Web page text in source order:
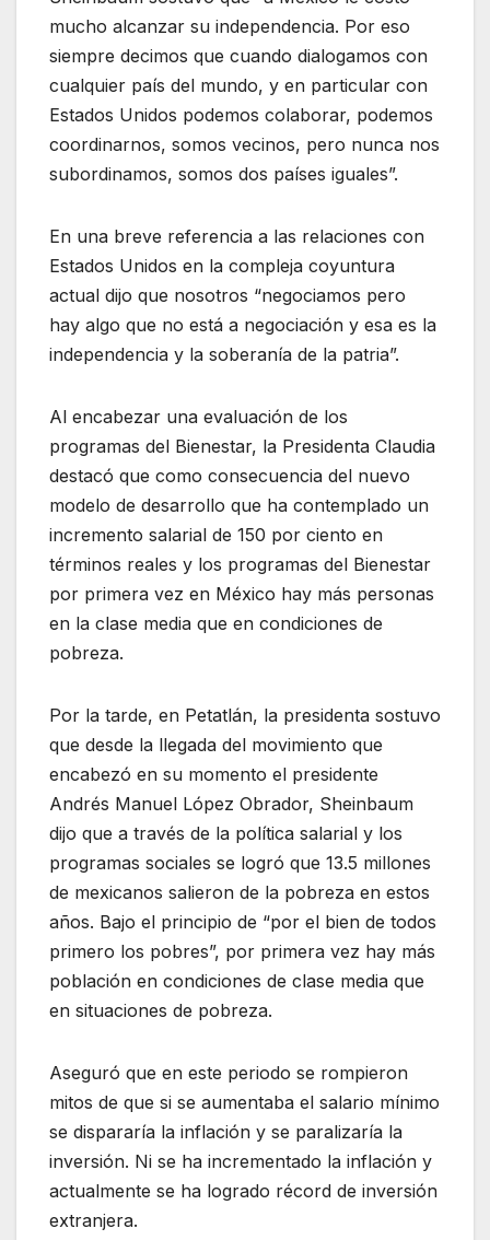
mucho alcanzar su independencia. Por eso
siempre decimos que cuando dialogamos con
cualquier país del mundo, y en particular con
Estados Unidos podemos colaborar, podemos
coordinarnos, somos vecinos, pero nunca nos
subordinamos, somos dos países iguales”.
En una breve referencia a las relaciones con
Estados Unidos en la compleja coyuntura
actual dijo que nosotros “negociamos pero
hay algo que no está a negociación y esa es la
independencia y la soberanía de la patria”.
Al encabezar una evaluación de los
programas del Bienestar, la Presidenta Claudia
destacó que como consecuencia del nuevo
modelo de desarrollo que ha contemplado un
incremento salarial de 150 por ciento en
términos reales y los programas del Bienestar
por primera vez en México hay más personas
en la clase media que en condiciones de
pobreza.
Por la tarde, en Petatlán, la presidenta sostuvo
que desde la llegada del movimiento que
encabezó en su momento el presidente
Andrés Manuel López Obrador, Sheinbaum
dijo que a través de la política salarial y los
programas sociales se logró que 13.5 millones
de mexicanos salieron de la pobreza en estos
años. Bajo el principio de “por el bien de todos
primero los pobres”, por primera vez hay más
población en condiciones de clase media que
en situaciones de pobreza.
Aseguró que en este periodo se rompieron
mitos de que si se aumentaba el salario mínimo
se dispararía la inflación y se paralizaría la
inversión. Ni se ha incrementado la inflación y
actualmente se ha logrado récord de inversión
extranjera.